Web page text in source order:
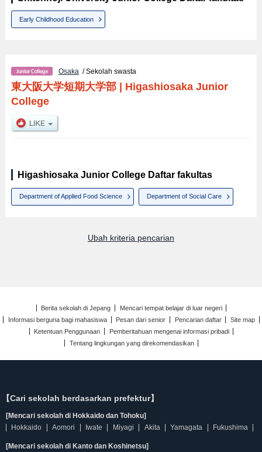
Early Childhood Education
Osaka/ Sekolah swasta
東大阪大学短期大学部| Higashiosaka Junior
College
Higashiosaka Junior College Daftar fakultas
Department of Applied Food Science Department of Social Care
Ubah kriteria pencarian
Berita sekolah di Jepang
Mencari tempat belajar di luar negeri
Informasi berguna bagi mahasiswa
Pesan dari senior Pencarian daftar
Site map
Ketentuan Penggunaan
Pemberitahuan mengenai informasi pribadi
Tentang lingkungan yang direkomendasikan
【Cari sekolah berdasarkan prefektur】
[Mencari sekolah di Hokkaido dan Tohoku]
Hokkaido
Aomori Iwate Miyagi Akita Yamagata Fukushima
[Mencari sekolah di Kanto dan Koshinetsu]